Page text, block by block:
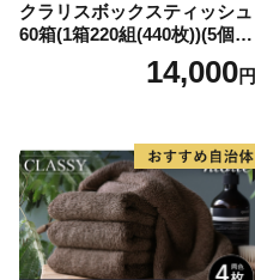
クラリスボックスティッシュ
60箱(1箱220組(440枚))(5個入
り×12セット)【1256759】
14,000円